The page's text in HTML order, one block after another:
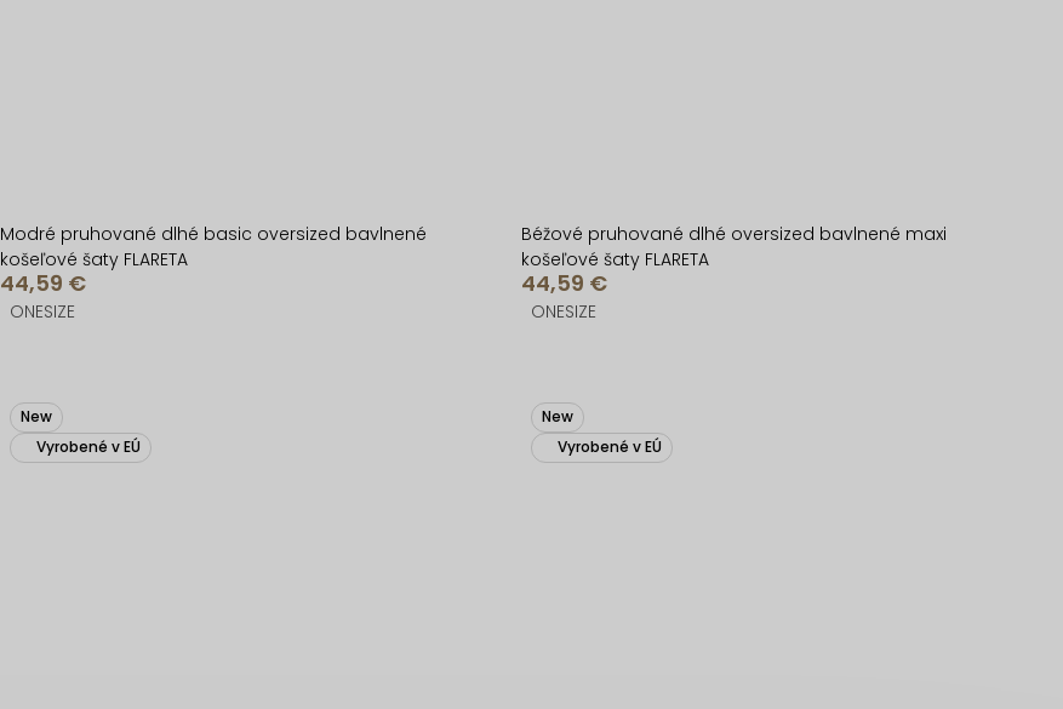
Modré pruhované dlhé basic oversized bavlnené
košeľové šaty FLARETA
44,59 €
ONESIZE
Béžové pruhované dlhé oversized bavlnené maxi
košeľové šaty FLARETA
44,59 €
ONESIZE
New
Vyrobené v EÚ
New
Vyrobené v EÚ